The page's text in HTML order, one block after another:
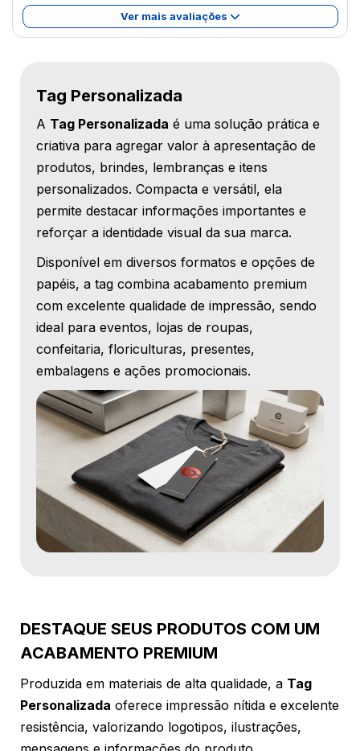
Ver mais avaliações
Tag Personalizada
A Tag Personalizada é uma solução prática e
criativa para agregar valor à apresentação de
produtos, brindes, lembranças e itens
personalizados. Compacta e versátil, ela
permite destacar informações importantes e
reforçar a identidade visual da sua marca.
Disponível em diversos formatos e opções de
papéis, a tag combina acabamento premium
com excelente qualidade de impressão, sendo
ideal para eventos, lojas de roupas,
confeitaria, floriculturas, presentes,
embalagens e ações promocionais.
DESTAQUE SEUS PRODUTOS COM UM
ACABAMENTO PREMIUM
Produzida em materiais de alta qualidade, a Tag
Personalizada oferece impressão nítida e excelente
resistência, valorizando logotipos, ilustrações,